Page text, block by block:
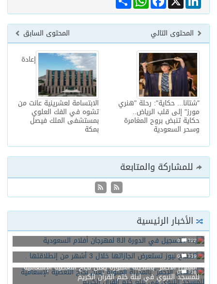
المحتوى السابق
المحتوى التالي
إعادة
الابتسامة لعشرينية عانت من
تشوه في الفك العلوي
بمستشفى الملك فيصل
بمكة
"شتانا... حكاية": رحلة "هنري
مورز" إلى قلب الرياض..
حكاية تنبض بروح المغامرة
وسحر السعودية
للمشاركة والمتابعة
الأخبار الرئيسية
722
0
بدء التسجيل في الدورة الـ8 لمهرجان أفلام السعودية
719
0
الكفاح نيوز تستعرض انجازاتها خلال 3 أشهر من إنطلاقتها .
738
0
“الهلال الأحمر” بالمدينة المنورة يعلن نجاح التغطية الإسعافية
للمسجد النبوي في ليلة ختم القرآن الكريم